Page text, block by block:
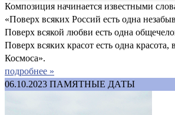
Композиция начинается известными
«Поверх всяких Россий есть одна
Поверх всякой любви есть одна
Поверх всяких красот есть одна
Космоса».
подробнее »
06.10.2023 ПАМЯТНЫЕ ДАТЫ